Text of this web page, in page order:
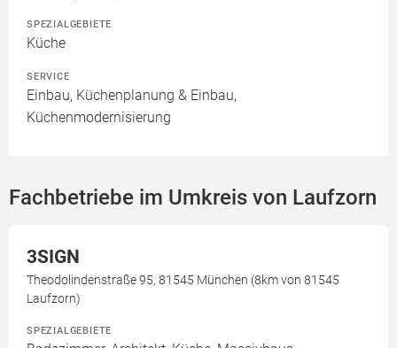
SPEZIALGEBIETE
Küche
SERVICE
Einbau, Küchenplanung & Einbau,
Küchenmodernisierung
Fachbetriebe im Umkreis von Laufzorn
3SIGN
Theodolindenstraße 95, 81545 München (8km von 81545
Laufzorn)
SPEZIALGEBIETE